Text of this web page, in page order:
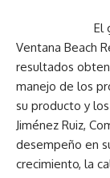
El
Ventana Beach
resultados
manejo de los
su producto y
Jiménez Ruiz,
desempeño en
crecimiento, la